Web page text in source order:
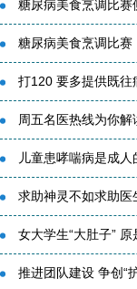
糖尿病美食烹调比赛
糖尿病美食烹调比赛
打120 要多提供既往
周五名医热线为你解
儿童患哮喘病是成
求助神灵不如求助医
女大学生“大肚子”
推进团队建设 争创“